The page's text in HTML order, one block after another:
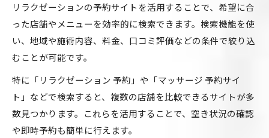
リラクゼーションの予約サイトを活用することで、希望に合
った店舗やメニューを効率的に検索できます。検索機能を使
い、地域や施術内容、料金、口コミ評価などの条件で絞り込
むことが可能です。
特に「リラクゼーション 予約」や「マッサージ 予約サイ
ト」などで検索すると、複数の店舗を比較できるサイトが多
数見つかります。これらを活用することで、空き状況の確認
や即時予約も簡単に行えます。